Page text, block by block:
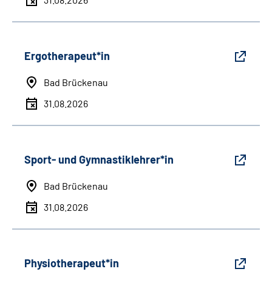
Ergotherapeut*in
Bad Brückenau
31.08.2026
Sport- und Gymnastiklehrer*in
Bad Brückenau
31.08.2026
Physiotherapeut*in